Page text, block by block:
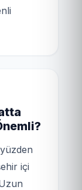
içi